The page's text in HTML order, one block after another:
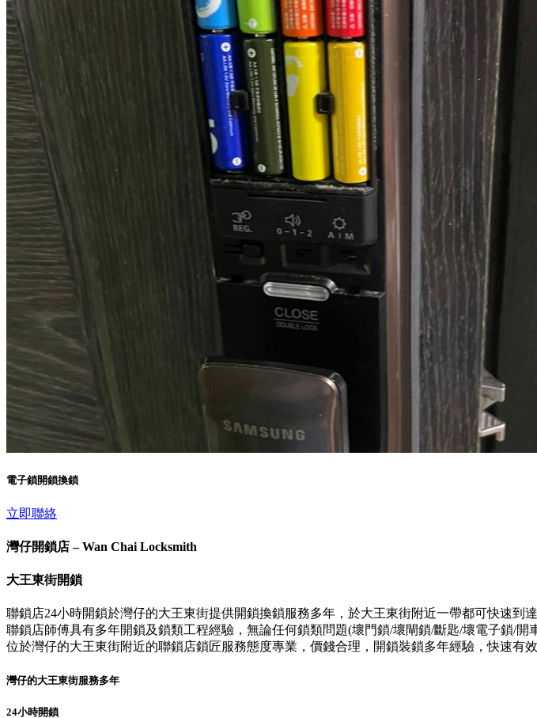
電子鎖開鎖換鎖
立即聯絡
灣仔開鎖店 – Wan Chai Locksmith
大王東街開鎖
聯鎖店24小時開鎖於灣仔的大王東街提供開鎖換鎖服務多年，於大王東街附近一帶都可快速到
聯鎖店師傅具有多年開鎖及鎖類工程經驗，無論任何鎖類問題(壞門鎖/壞閘鎖/斷匙/壞電子鎖/
位於灣仔的大王東街附近的聯鎖店鎖匠服務態度專業，價錢合理，開鎖裝鎖多年經驗，快速有
灣仔的大王東街服務多年
24小時開鎖